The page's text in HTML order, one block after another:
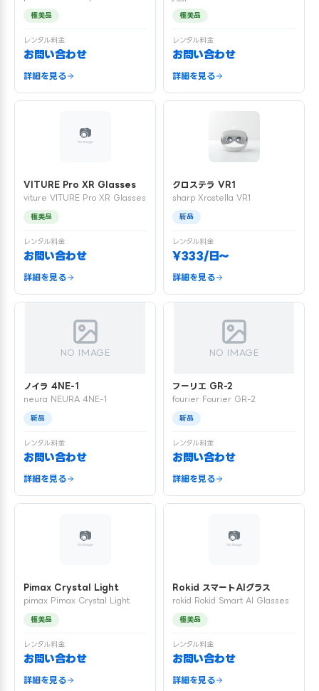
極美品
レンタル料金
お問い合わせ
詳細を見る
極美品
レンタル料金
お問い合わせ
詳細を見る
VITURE Pro XR Glasses
viture VITURE Pro XR Glasses
極美品
レンタル料金
お問い合わせ
詳細を見る
クロステラ VR1
sharp Xrostella VR1
新品
レンタル料金
¥333/日〜
詳細を見る
NO IMAGE
ノイラ 4NE-1
neura NEURA 4NE-1
新品
レンタル料金
お問い合わせ
詳細を見る
NO IMAGE
フーリエ GR-2
fourier Fourier GR-2
新品
レンタル料金
お問い合わせ
詳細を見る
Pimax Crystal Light
pimax Pimax Crystal Light
極美品
レンタル料金
お問い合わせ
詳細を見る
Rokid スマートAIグラス
rokid Rokid Smart AI Glasses
極美品
レンタル料金
お問い合わせ
詳細を見る